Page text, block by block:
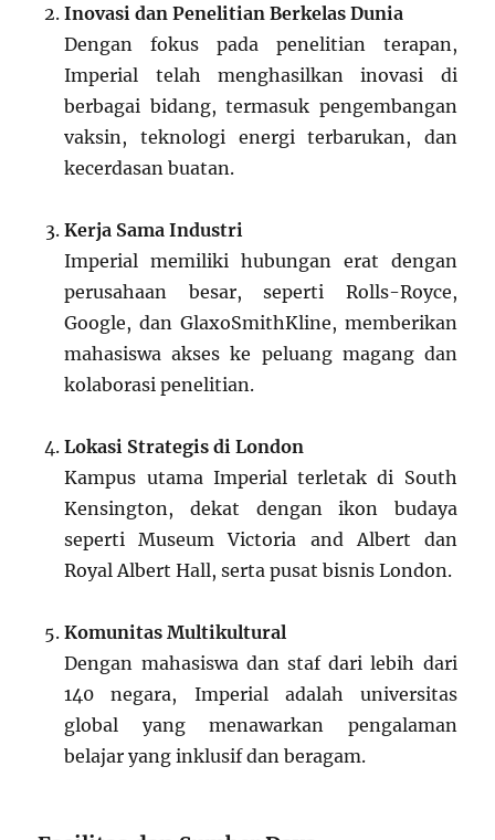
Inovasi dan Penelitian Berkelas Dunia
Dengan fokus pada penelitian terapan,
Imperial telah menghasilkan inovasi di
berbagai bidang, termasuk pengembangan
vaksin, teknologi energi terbarukan, dan
kecerdasan buatan.
Kerja Sama Industri
Imperial memiliki hubungan erat dengan
perusahaan besar, seperti Rolls-Royce,
Google, dan GlaxoSmithKline, memberikan
mahasiswa akses ke peluang magang dan
kolaborasi penelitian.
Lokasi Strategis di London
Kampus utama Imperial terletak di South
Kensington, dekat dengan ikon budaya
seperti Museum Victoria and Albert dan
Royal Albert Hall, serta pusat bisnis London.
Komunitas Multikultural
Dengan mahasiswa dan staf dari lebih dari
140 negara, Imperial adalah universitas
global yang menawarkan pengalaman
belajar yang inklusif dan beragam.